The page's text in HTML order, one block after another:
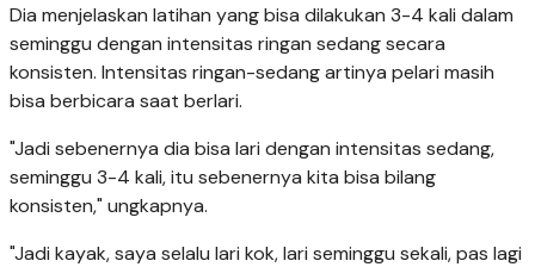
Dia menjelaskan latihan yang bisa dilakukan 3-4 kali dalam
seminggu dengan intensitas ringan sedang secara
konsisten. Intensitas ringan-sedang artinya pelari masih
bisa berbicara saat berlari.
"Jadi sebenernya dia bisa lari dengan intensitas sedang,
seminggu 3-4 kali, itu sebenernya kita bisa bilang
konsisten," ungkapnya.
"Jadi kayak, saya selalu lari kok, lari seminggu sekali, pas lagi